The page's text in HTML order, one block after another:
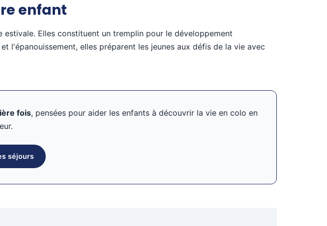
enfant
Elles constituent un tremplin pour le développement
l'épanouissement, elles préparent les jeunes aux défis de la vie avec
fois, pensées pour aider les enfants à découvrir la vie en colo en
séjours